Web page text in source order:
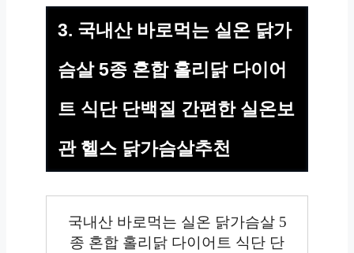
3. 국내산 바로먹는 실온 닭가
슴살 5종 혼합 홀리닭 다이어
트 식단 단백질 간편한 실온보
관 헬스 닭가슴살추천
국내산 바로먹는 실온 닭가슴살 5
종 혼합 홀리닭 다이어트 식단 단